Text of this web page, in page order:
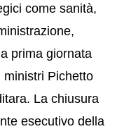
come sanità,
prima giornata
Pichetto
La chiusura
esecutivo della